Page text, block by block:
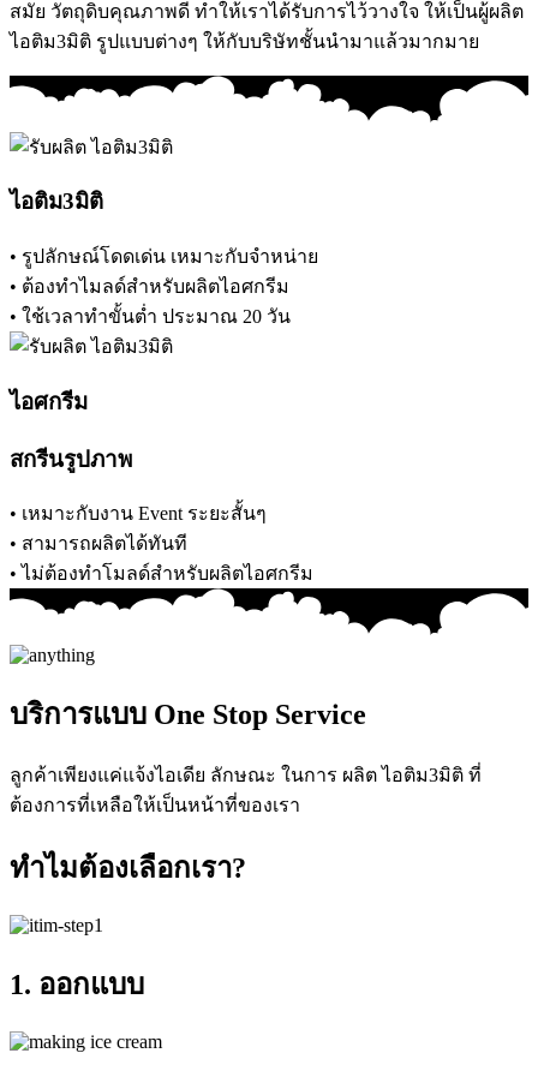
สมัย วัตถุดิบคุณภาพดี ทำให้เราได้รับการไว้วางใจ ให้เป็นผู้ผลิต
ไอติม3มิติ รูปแบบต่างๆ ให้กับบริษัทชั้นนำมาแล้วมากมาย
ไอติม3มิติ
• รูปลักษณ์โดดเด่น เหมาะกับจำหน่าย
• ต้องทำไมลด์สำหรับผลิตไอศกรีม
• ใช้เวลาทำขั้นต่ำ ประมาณ 20 วัน
ไอศกรีม
สกรีนรูปภาพ
• เหมาะกับงาน Event ระยะสั้นๆ
• สามารถผลิตได้ทันที
• ไม่ต้องทำโมลด์สำหรับผลิตไอศกรีม
บริการแบบ One Stop Service
ลูกค้าเพียงแค่แจ้งไอเดีย ลักษณะ ในการ ผลิต ไอติม3มิติ ที่
ต้องการที่เหลือให้เป็นหน้าที่ของเรา
ทำไมต้องเลือกเรา?
1. ออกแบบ